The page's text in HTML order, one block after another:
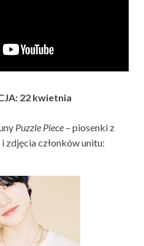
22 kwietnia
Puzzle Piece – piosenki z
i zdjęcia członków unitu: